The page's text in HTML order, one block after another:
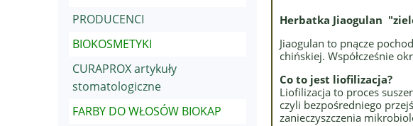
PRODUCENCI
BIOKOSMETYKI
CURAPROX artykuły
stomatologiczne
FARBY DO WŁOSÓW BIOKAP
Herbatka Jiaogulan
Jiaogulan to pnącze
chińskiej. Współcześnie
Co to jest liofilizacja?
Liofilizacja to proces
czyli bezpośredniego
zanieczyszczenia